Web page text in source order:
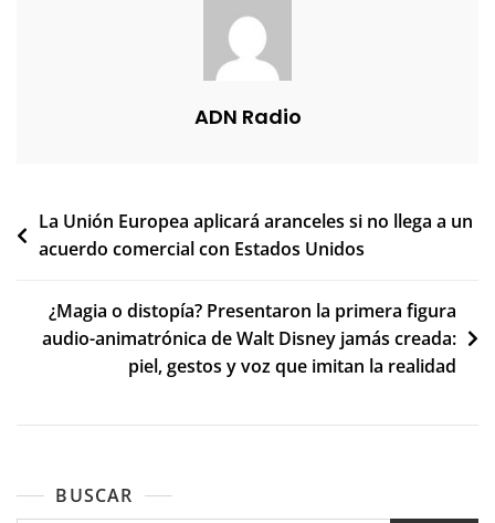
ADN Radio
Navegación
de
La Unión Europea aplicará aranceles si no llega a un
acuerdo comercial con Estados Unidos
¿Magia o distopía? Presentaron la primera figura
audio-animatrónica de Walt Disney jamás creada:
piel, gestos y voz que imitan la realidad
BUSCAR